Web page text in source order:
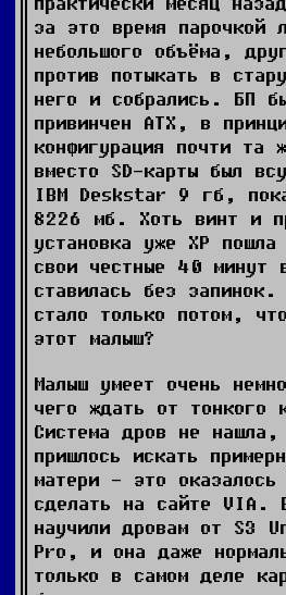
за это время парочкой
небольшого объёма,
против потыкать в
него и собрались. БП
привинчен АТХ, в
конфигурация почти та
вместо SD-карты был
IBM Deskstar 9 гб,
8226 мб. Хоть винт и
установка уже ХР
свои честные 40 минут
ставилась без запинок.
стало только потом,
этот малыш?
Малыш умеет очень
чего ждать от тонкого
Система дров не нашла,
пришлось искать
матери - это оказалось
сделать на сайте VIA.
научили дровам от S3
Pro, и она даже
только в самом деле